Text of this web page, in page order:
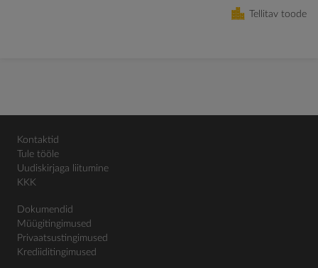
Tellitav toode
Kontaktid
Tule tööle
Uudiskirjaga liitumine
KKK
Dokumendid
Müügitingimused
Privaatsustingimused
Krediiditingimused